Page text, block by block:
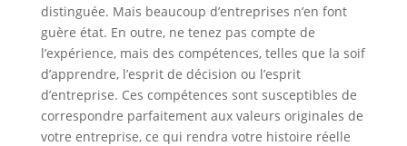
distinguée. Mais beaucoup d’entreprises n’en font
guère état. En outre, ne tenez pas compte de
l’expérience, mais des compétences, telles que la soif
d’apprendre, l’esprit de décision ou l’esprit
d’entreprise. Ces compétences sont susceptibles de
correspondre parfaitement aux valeurs originales de
votre entreprise, ce qui rendra votre histoire réelle